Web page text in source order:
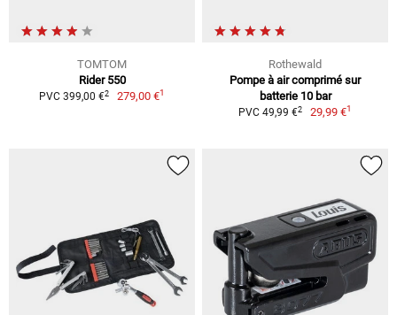
TOMTOM
Rider 550
PVC 399,00 €2 279,00 €1
Rothewald
Pompe à air comprimé sur
batterie 10 bar
PVC 49,99 €2 29,99 €1